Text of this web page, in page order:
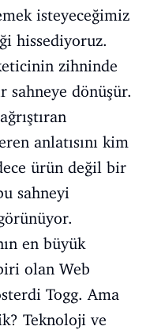
isteyeceğimiz
hissediyoruz.
zihninde
sahneye dönüşür.
anlatısını kim
ürün değil bir
sahneyi
en büyük
olan Web
Togg. Ama
Teknoloji ve